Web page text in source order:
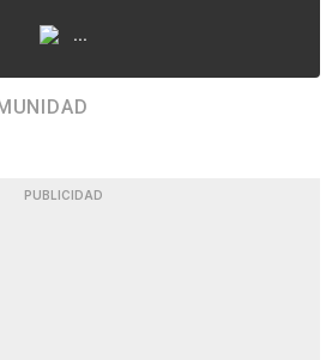
...
PUBLICIDAD